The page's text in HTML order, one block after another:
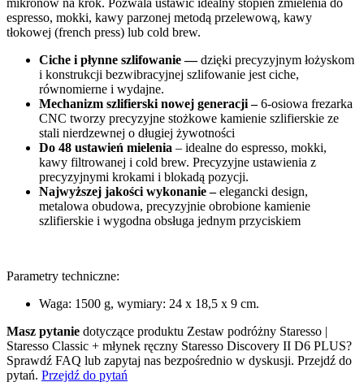
espresso, mokki, kawy parzonej metodą przelewową, kawy
tłokowej (french press) lub cold brew.
Ciche i płynne szlifowanie —dzięki precyzyjnym łożyskom
i konstrukcji bezwibracyjnej szlifowanie jest ciche,
równomierne i wydajne.
Mechanizm szlifierski nowej generacji –6-osiowa frezarka
CNC tworzy precyzyjne stożkowe kamienie szlifierskie ze
stali nierdzewnej o długiej żywotności
Do 48 ustawień mielenia – idealne do espresso, mokki,
kawy filtrowanej i cold brew. Precyzyjne ustawienia z
precyzyjnymi krokami i blokadą pozycji.
Najwyższej jakości wykonanie –elegancki design,
metalowa obudowa, precyzyjnie obrobione kamienie
szlifierskie i wygodna obsługa jednym przyciskiem
Parametry techniczne:
Waga: 1500 g, wymiary: 24 x 18,5 x 9 cm.
Masz pytanie dotyczące produktu Zestaw podróżny Staresso |
Staresso Classic + młynek ręczny Staresso Discovery II D6 PLUS?
Sprawdź FAQ lub zapytaj nas bezpośrednio w dyskusji. Przejdź do
pytań. Przejdź do pytań